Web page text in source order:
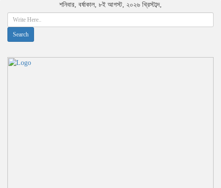
শনিবার, বর্ষাকাল, ৮ই আগস্ট, ২০২৬ খ্রিস্টাব্দ,
Search